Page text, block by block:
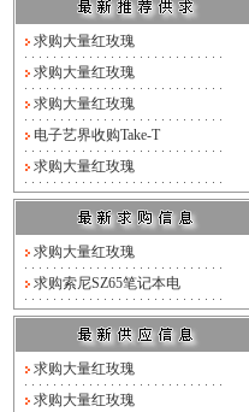
求购大量红玫瑰
求购大量红玫瑰
求购大量红玫瑰
电子艺界收购Take-T
求购大量红玫瑰
求购大量红玫瑰
求购索尼SZ65笔记本电
求购大量红玫瑰
求购大量红玫瑰